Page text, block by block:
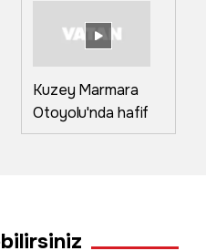
Kuzey Marmara
Otoyolu'nda hafif
ticari araç tünel